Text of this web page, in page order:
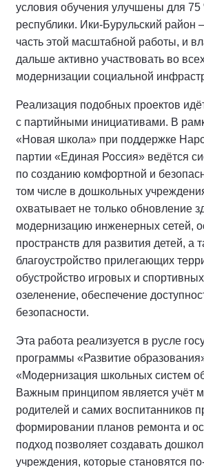
условия обучения улучшены для 75
республики. Ики‑Бурульский
часть этой масштабной работы, и
дальше активно участвовать во
модернизации социальной
Реализация подобных проектов
с партийными инициативами. В
«Новая школа» при поддержке
партии «Единая Россия» ведётся
по созданию комфортной и
том числе в дошкольных
охватывает не только обновление
модернизацию инженерных сетей,
пространств для развития детей, а
благоустройство прилегающих
обустройство игровых и
озеленение, обеспечение
безопасности.
Эта работа реализуется в русле
программы «Развитие
«Модернизация школьных систем
Важным принципом является учёт
родителей и самих воспитанников
формировании планов ремонта и
подход позволяет создавать
учреждения, которые становятся